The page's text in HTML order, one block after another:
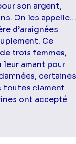
son argent,
On les appelle…
d’araignées
Ce
trois femmes,
leur amant pour
certaines
toutes clament
ont accepté